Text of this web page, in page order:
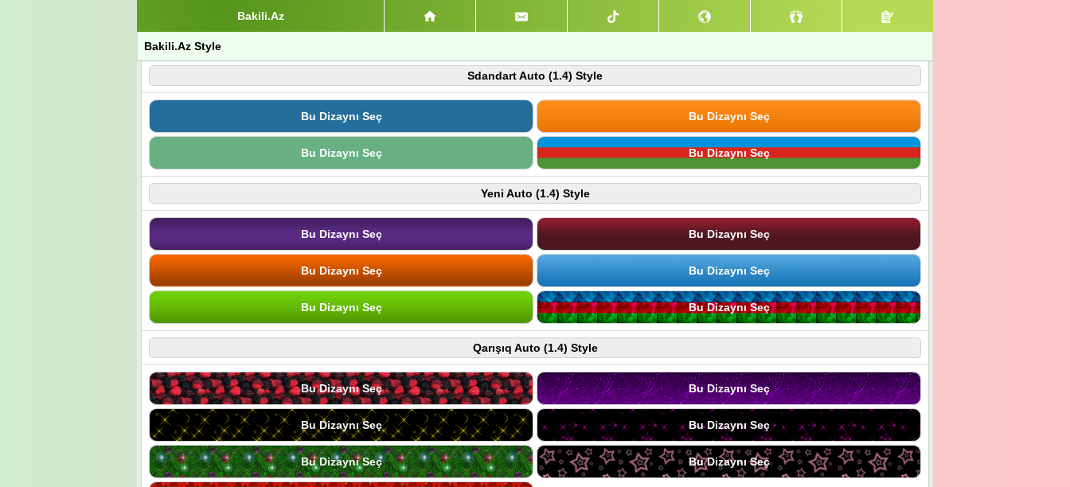
Bakili.Az
Bakili.Az Style
Sdandart Auto (1.4) Style
Bu Dizaynı Seç Bu Dizaynı Seç
Bu Dizaynı Seç Bu Dizaynı Seç
Yeni Auto (1.4) Style
Bu Dizaynı Seç Bu Dizaynı Seç
Bu Dizaynı Seç Bu Dizaynı Seç
Bu Dizaynı Seç Bu Dizaynı Seç
Qarışıq Auto (1.4) Style
Bu Dizaynı Seç Bu Dizaynı Seç
Bu Dizaynı Seç Bu Dizaynı Seç
Bu Dizaynı Seç Bu Dizaynı Seç